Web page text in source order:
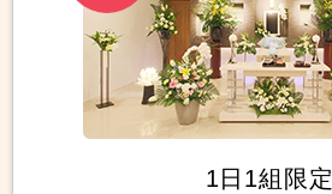
1日1組限定